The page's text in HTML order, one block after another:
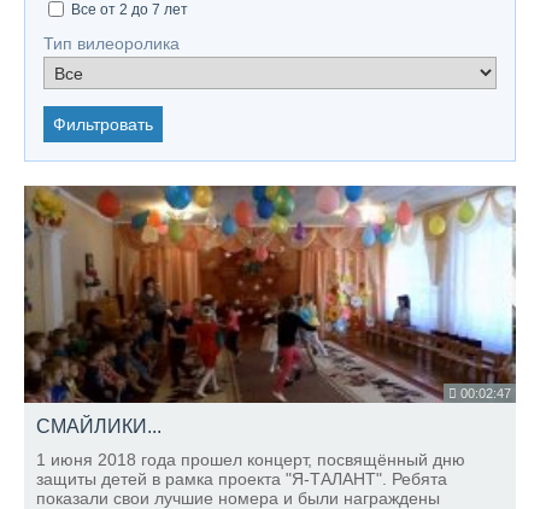
Все от 2 до 7 лет
Тип вилеоролика
Фильтровать
00:02:47
СМАЙЛИКИ...
1 июня 2018 года прошел концерт, посвящённый дню
защиты детей в рамка проекта "Я-ТАЛАНТ". Ребята
показали свои лучшие номера и были награждены